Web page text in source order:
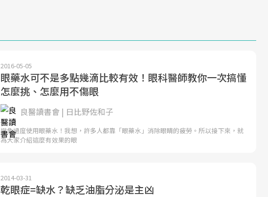
2016-05-05
眼藥水可不是多點幾滴比較有效！眼科醫師教你一次搞懂
怎麼挑、怎麼用不傷眼
良醫讀書會 | 日比野佐和子
避免過度使用眼藥水！我想，許多人都靠「眼藥水」消除眼睛的疲勞。所以接下來，就
為大家介紹這麼有效果的眼
2014-03-31
乾眼症=缺水？缺乏油脂分泌是主凶